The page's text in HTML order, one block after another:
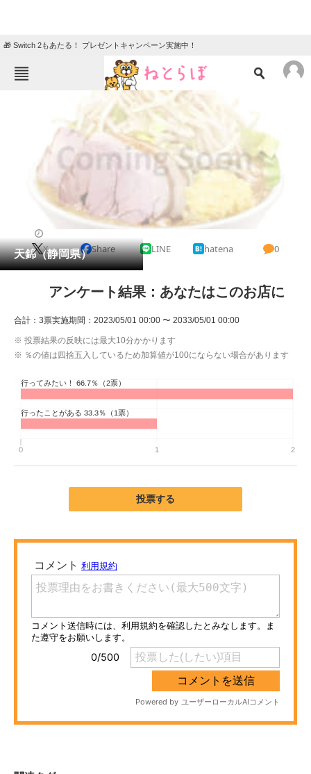
🎁 Switch 2もあたる！ プレゼントキャンペーン実施中！
ニュース
クイズ
地域
リサーチ
会員記事
メディア
ITの今と未来を見通す
進化するPCとデバイスの未来
好きが集まる 比べて選べる
AI活用のいまが分かる
企業向けIT製品の総合サイト
IT製品の技術・比較・事例
製造業のIT導入・活用を支援
天錦（静岡県）
X Share LINE hatena 0
アンケート結果：あなたはこのお店に
合計：3票実施期間：2023/05/01 00:00 〜 2033/05/01 00:00
※ 投票結果の反映には最大10分かかります
※ ％の値は四捨五入しているため加算値が100にならない場合があります
投票する